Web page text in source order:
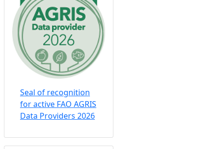
Seal of recognition
for active FAO AGRIS
Data Providers 2026